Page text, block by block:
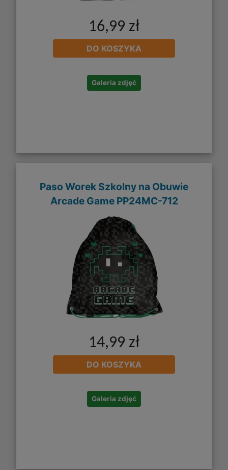
16,99 zł
DO KOSZYKA
Galeria zdjęć
Paso Worek Szkolny na Obuwie
Arcade Game PP24MC-712
14,99 zł
DO KOSZYKA
Galeria zdjęć